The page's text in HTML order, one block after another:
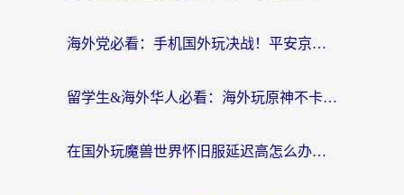
海外党必看：手机国外玩决战！平安京加速器推荐——解决延迟卡顿的终极方案
留学生&海外华人必看：海外玩原神不卡顿的秘密——原神加速器选择与使用全攻略
在国外玩魔兽世界怀旧服延迟高怎么办？老玩家亲测有效的加速器选择指南